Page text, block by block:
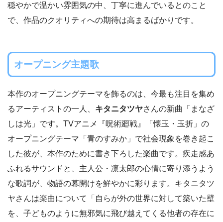
穏やかで温かい雰囲気の中、丁寧に進んでいるとのこと
で、作品のクオリティへの期待は高まるばかりです。
オープニング主題歌
本作のオープニングテーマを飾るのは、今最も注目を集め
るアーティストの一人、 キタニタツヤさんの新曲「まなざ
しは光」です。TVアニメ『呪術廻戦』「懐玉・玉折」の
オープニングテーマ「青のすみか」で社会現象を巻き起こ
した彼が、本作のために書き下ろした楽曲です。疾走感あ
ふれるサウンドと、主人公・凛太郎の心情に寄り添うよう
な歌詞が、物語の幕開けを鮮やかに彩ります。キタニタツ
ヤさんは楽曲について「自らが外の世界に対して築いた壁
を、子どものように無邪気に飛び越えてくる他者の存在に